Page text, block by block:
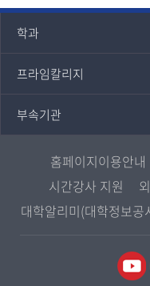
학과
인문과학대학
국어국문학과
영어영문학과
일본학과
사회과학대학
프라임칼리지
프라임칼리지
학사학위과정
평생교육과정
부속기관
부속기관
중앙도서관
원격교육혁신연구원
통합인문학연구소
디지털미디어센터
홈페이지이용안내
시간강사 지원
대학알리미(대학정보공